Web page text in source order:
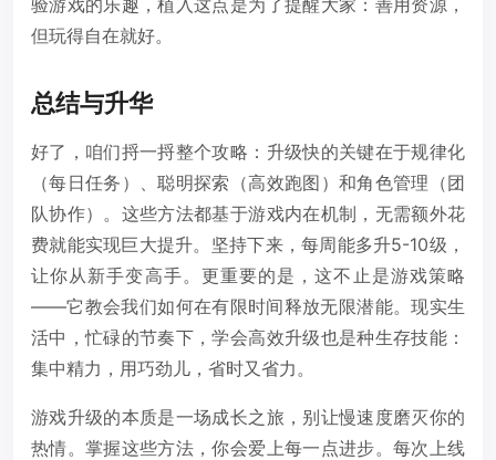
但玩得自在就好。
总结与升华
好了，咱们捋一捋整个攻略：升级快的关键在于规律化
（每日任务）、聪明探索（高效跑图）和角色管理（团
队协作）。这些方法都基于游戏内在机制，无需额外花
费就能实现巨大提升。坚持下来，每周能多升5-10级，
让你从新手变高手。更重要的是，这不止是游戏策略
——它教会我们如何在有限时间释放无限潜能。现实生
活中，忙碌的节奏下，学会高效升级也是种生存技能：
集中精力，用巧劲儿，省时又省力。
游戏升级的本质是一场成长之旅，别让慢速度磨灭你的
热情。掌握这些方法，你会爱上每一点进步。每次上线